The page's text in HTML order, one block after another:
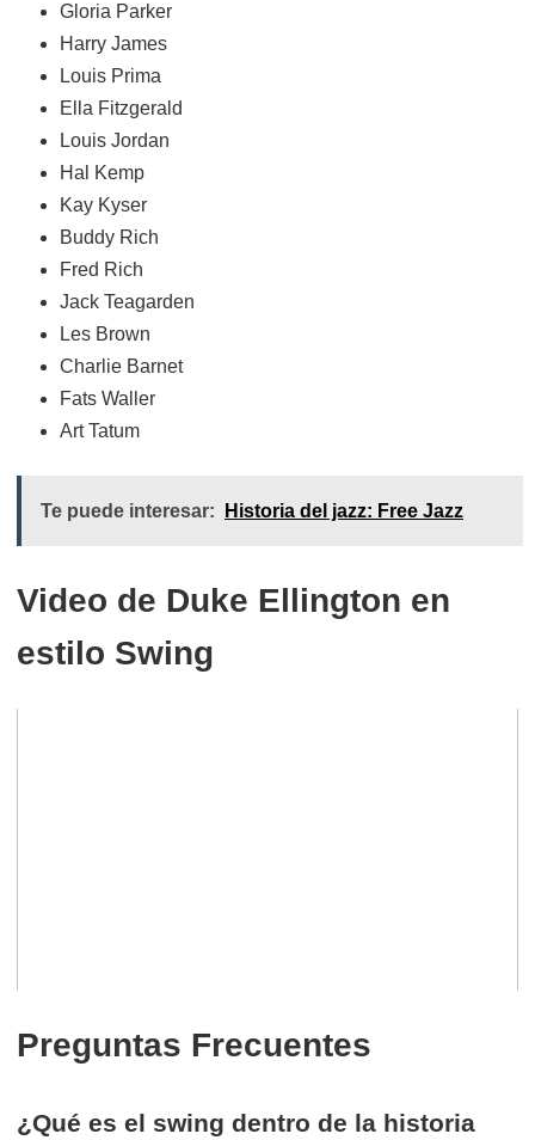
Gloria Parker
Harry James
Louis Prima
Ella Fitzgerald
Louis Jordan
Hal Kemp
Kay Kyser
Buddy Rich
Fred Rich
Jack Teagarden
Les Brown
Charlie Barnet
Fats Waller
Art Tatum
Te puede interesar: Historia del jazz: Free Jazz
Video de Duke Ellington en
estilo Swing
Preguntas Frecuentes
¿Qué es el swing dentro de la historia